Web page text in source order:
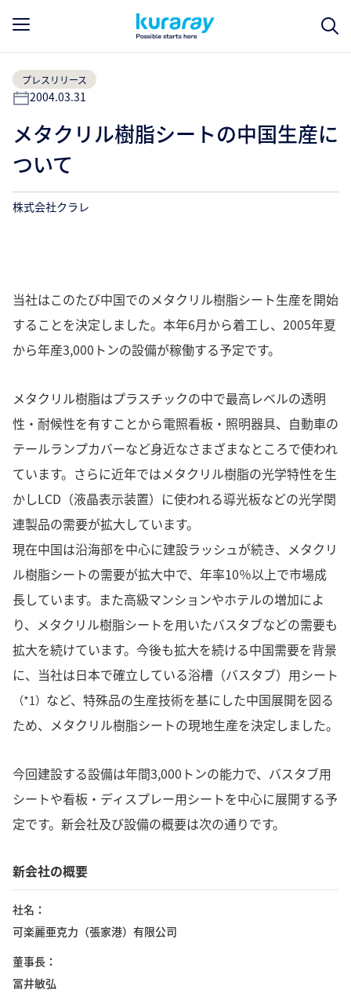
プレスリリース
2004.03.31
メタクリル樹脂シートの中国生産に
ついて
株式会社クラレ
当社はこのたび中国でのメタクリル樹脂シート生産を開始
することを決定しました。本年6月から着工し、2005年夏
から年産3,000トンの設備が稼働する予定です。
メタクリル樹脂はプラスチックの中で最高レベルの透明
性・耐候性を有すことから電照看板・照明器具、自動車の
テールランプカバーなど身近なさまざまなところで使われ
ています。さらに近年ではメタクリル樹脂の光学特性を生
かしLCD（液晶表示装置）に使われる導光板などの光学関
連製品の需要が拡大しています。
現在中国は沿海部を中心に建設ラッシュが続き、メタクリ
ル樹脂シートの需要が拡大中で、年率10％以上で市場成
長しています。また高級マンションやホテルの増加によ
り、メタクリル樹脂シートを用いたバスタブなどの需要も
拡大を続けています。今後も拡大を続ける中国需要を背景
に、当社は日本で確立している浴槽（バスタブ）用シート
（*1） など、特殊品の生産技術を基にした中国展開を図る
ため、メタクリル樹脂シートの現地生産を決定しました。
今回建設する設備は年間3,000トンの能力で、バスタブ用
シートや看板・ディスプレー用シートを中心に展開する予
定です。新会社及び設備の概要は次の通りです。
新会社の概要
社名
可楽麗亜克力（張家港）有限公司
董事長
冨井敏弘